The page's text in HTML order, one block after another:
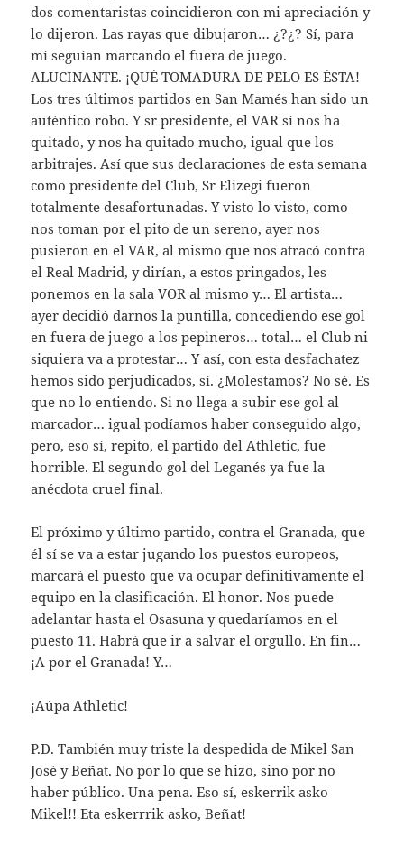
dos comentaristas coincidieron con mi apreciación y
lo dijeron. Las rayas que dibujaron… ¿?¿? Sí, para
mí seguían marcando el fuera de juego.
ALUCINANTE. ¡QUÉ TOMADURA DE PELO ES ÉSTA!
Los tres últimos partidos en San Mamés han sido un
auténtico robo. Y sr presidente, el VAR sí nos ha
quitado, y nos ha quitado mucho, igual que los
arbitrajes. Así que sus declaraciones de esta semana
como presidente del Club, Sr Elizegi fueron
totalmente desafortunadas. Y visto lo visto, como
nos toman por el pito de un sereno, ayer nos
pusieron en el VAR, al mismo que nos atracó contra
el Real Madrid, y dirían, a estos pringados, les
ponemos en la sala VOR al mismo y… El artista…
ayer decidió darnos la puntilla, concediendo ese gol
en fuera de juego a los pepineros… total… el Club ni
siquiera va a protestar… Y así, con esta desfachatez
hemos sido perjudicados, sí. ¿Molestamos? No sé. Es
que no lo entiendo. Si no llega a subir ese gol al
marcador… igual podíamos haber conseguido algo,
pero, eso sí, repito, el partido del Athletic, fue
horrible. El segundo gol del Leganés ya fue la
anécdota cruel final.
El próximo y último partido, contra el Granada, que
él sí se va a estar jugando los puestos europeos,
marcará el puesto que va ocupar definitivamente el
equipo en la clasificación. El honor. Nos puede
adelantar hasta el Osasuna y quedaríamos en el
puesto 11. Habrá que ir a salvar el orgullo. En fin…
¡A por el Granada! Y…
¡Aúpa Athletic!
P.D. También muy triste la despedida de Mikel San
José y Beñat. No por lo que se hizo, sino por no
haber público. Una pena. Eso sí, eskerrik asko
Mikel!! Eta eskerrrik asko, Beñat!